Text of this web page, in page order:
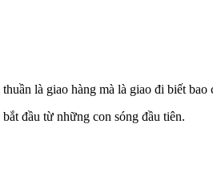
là giao hàng mà là giao đi biết bao
đầu từ những con sóng đầu tiên.